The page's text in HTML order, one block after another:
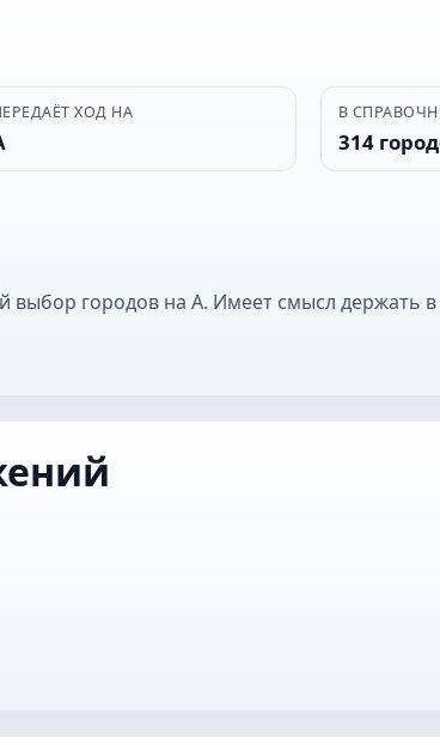
ХОД НА В
314
выбор городов на А. Имеет смысл держать